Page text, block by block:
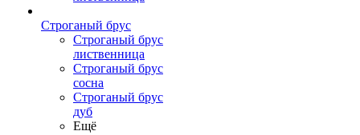
Строганый брус
Строганый брус
лиственница
Строганый брус
сосна
Строганый брус
дуб
Ещё